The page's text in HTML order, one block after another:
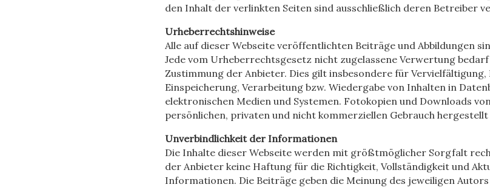
den Inhalt der verlinkten Seiten sind ausschließlich deren Betreiber
Urheberrechtshinweise
Alle auf dieser Webseite veröffentlichten Beiträge und Abbildungen
Jede vom Urheberrechtsgesetz nicht zugelassene Verwertung
Zustimmung der Anbieter. Dies gilt insbesondere für
Einspeicherung, Verarbeitung bzw. Wiedergabe von Inhalten in
elektronischen Medien und Systemen. Fotokopien und Downloads
persönlichen, privaten und nicht kommerziellen Gebrauch
Unverbindlichkeit der Informationen
Die Inhalte dieser Webseite werden mit größtmöglicher Sorgfalt
der Anbieter keine Haftung für die Richtigkeit, Vollständigkeit und
Informationen. Die Beiträge geben die Meinung des jeweiligen